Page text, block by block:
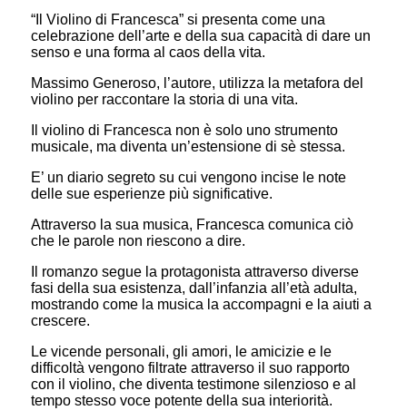
“Il Violino di Francesca” si presenta come una
celebrazione dell’arte e della sua capacità di dare un
senso e una forma al caos della vita.
Massimo Generoso, l’autore, utilizza la metafora del
violino per raccontare la storia di una vita.
Il violino di Francesca non è solo uno strumento
musicale, ma diventa un’estensione di sè stessa.
E’ un diario segreto su cui vengono incise le note
delle sue esperienze più significative.
Attraverso la sua musica, Francesca comunica ciò
che le parole non riescono a dire.
Il romanzo segue la protagonista attraverso diverse
fasi della sua esistenza, dall’infanzia all’età adulta,
mostrando come la musica la accompagni e la aiuti a
crescere.
Le vicende personali, gli amori, le amicizie e le
difficoltà vengono filtrate attraverso il suo rapporto
con il violino, che diventa testimone silenzioso e al
tempo stesso voce potente della sua interiorità.